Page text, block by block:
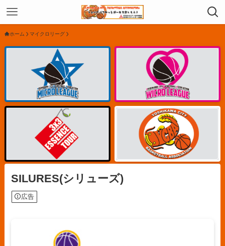
ホーム マイクロリーグ
SILURES(シリューズ)
広告